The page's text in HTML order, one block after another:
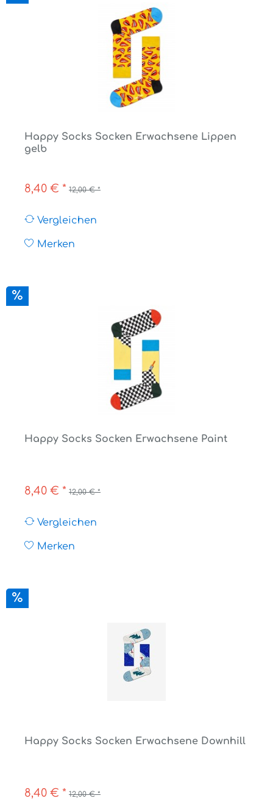
Happy Socks Socken Erwachsene Lippen
gelb
8,40 € * 12,00 € *
Vergleichen
Merken
Happy Socks Socken Erwachsene Paint
8,40 € * 12,00 € *
Vergleichen
Merken
Happy Socks Socken Erwachsene Downhill
8,40 € * 12,00 € *